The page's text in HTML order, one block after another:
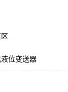
区
位变送器